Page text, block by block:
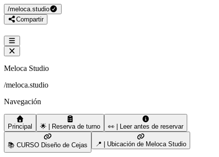
/meloca.studio
Compartir
Meloca Studio
/meloca.studio
Navegación
Principal 🌟 | Reserva de turno 👀 | Leer antes de reservar
📚 CURSO Diseño de Cejas 📍 | Ubicación de Meloca Studio